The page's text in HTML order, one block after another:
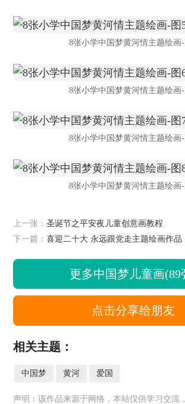
8张小学中国梦黄河情主题绘画
8张小学中国梦黄河情主题绘画
8张小学中国梦黄河情主题绘画
8张小学中国梦黄河情主题绘画
上一张：圣诞节之平安夜儿童创意画教程
下一篇：喜迎二十大 永远跟党走主题绘画作品
更多中国梦儿童画(89
点击分享给朋友
相关主题：
中国梦 黄河 爱国
声明：该作品来源于网络，本站仅供学习交流